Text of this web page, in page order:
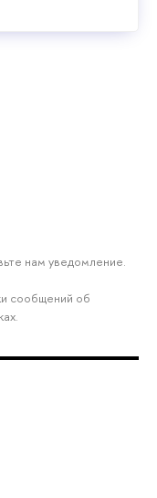
нам уведомление.
сообщений об